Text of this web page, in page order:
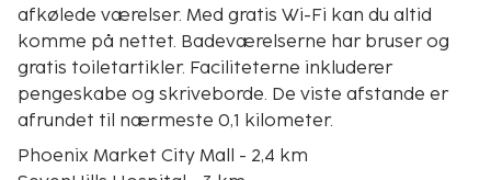
afkølede værelser. Med gratis Wi-Fi kan du altid
komme på nettet. Badeværelserne har bruser og
gratis toiletartikler. Faciliteterne inkluderer
pengeskabe og skriveborde. De viste afstande er
afrundet til nærmeste 0,1 kilometer.
Phoenix Market City Mall - 2,4 km